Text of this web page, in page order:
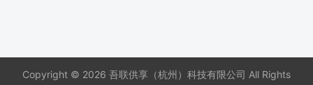
Copyright © 2026 吾联供享（杭州）科技有限公司 All Rights